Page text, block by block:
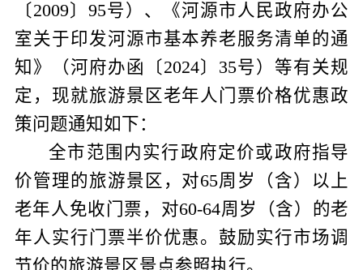
〔 2009〕 95号）、《河源市人民政府办公
室关于印发河源市基本养老服务清单的通
知》（河府办函〔 2024〕 35号）等有关规
定，现就旅游景区老年人门票价格优惠政
策问题通知如下：
全市范围内实行政府定价或政府指导
价管理的旅游景区，对65周岁（含）以上
老年人免收门票，对60-64周岁 （含） 的老
年人实行门票半价优惠。鼓励实行市场调
节价的旅游景区景点参照执行。